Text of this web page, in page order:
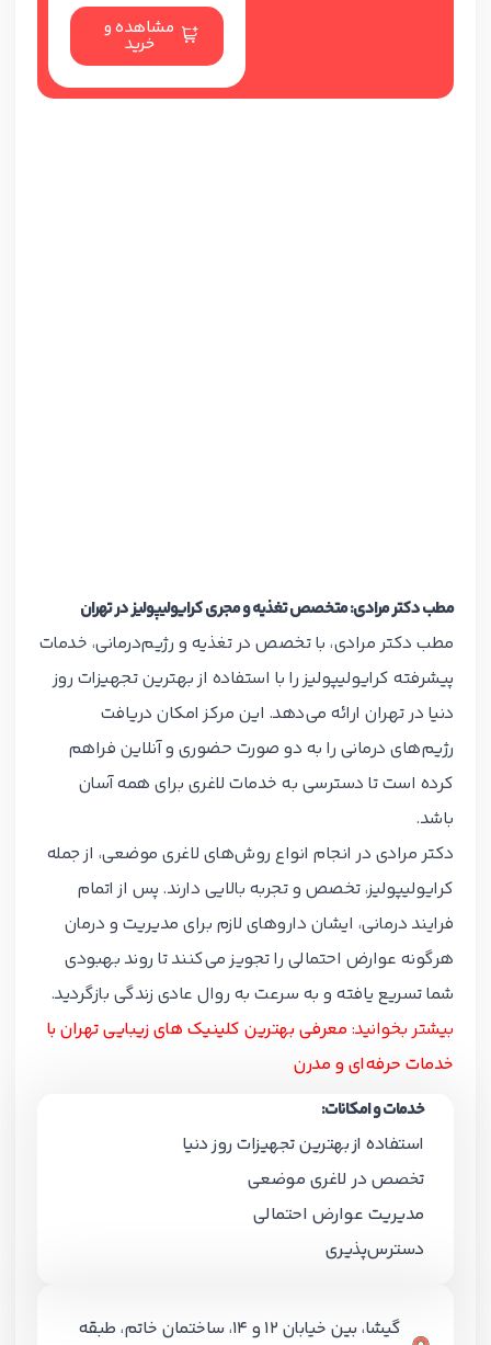
مشاهده و
خرید
مطب دکتر مرادی: متخصص تغذیه و مجری کرایولیپولیز در تهران
مطب دکتر مرادی، با تخصص در تغذیه و رژیم‌درمانی، خدمات
پیشرفته کرایولیپولیز را با استفاده از بهترین تجهیزات روز
دنیا در تهران ارائه می‌دهد. این مرکز امکان دریافت
رژیم‌های درمانی را به دو صورت حضوری و آنلاین فراهم
کرده است تا دسترسی به خدمات لاغری برای همه آسان
باشد.
دکتر مرادی در انجام انواع روش‌های لاغری موضعی، از جمله
کرایولیپولیز، تخصص و تجربه بالایی دارند. پس از اتمام
فرایند درمانی، ایشان داروهای لازم برای مدیریت و درمان
هرگونه عوارض احتمالی را تجویز می‌کنند تا روند بهبودی
شما تسریع یافته و به سرعت به روال عادی زندگی بازگردید.
بیشتر بخوانید: معرفی بهترین کلینیک های زیبایی تهران با
خدمات حرفه‌ای و مدرن
خدمات و امکانات:
استفاده از بهترین تجهیزات روز دنیا
تخصص در لاغری موضعی
مدیریت عوارض احتمالی
دسترس‌پذیری
گیشا، بین خیابان 12 و 14، ساختمان خاتم، طبقه